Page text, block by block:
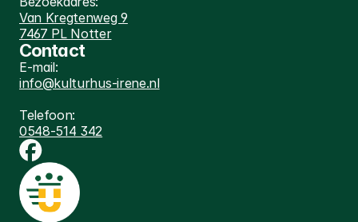
Contact
E-mail:
info@kulturhus-irene.nl
Telefoon:
0548-514 342
Van Kregtenweg 9
7467 PL Notter